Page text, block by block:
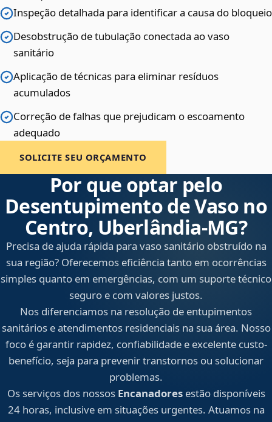
Inspeção detalhada para identificar a causa do bloqueio
Desobstrução de tubulação conectada ao vaso
sanitário
Aplicação de técnicas para eliminar resíduos
acumulados
Correção de falhas que prejudicam o escoamento
adequado
SOLICITE SEU ORÇAMENTO
Por que optar pelo
Desentupimento de Vaso no
Centro, Uberlândia‑MG?
Precisa de ajuda rápida para vaso sanitário obstruído na
sua região? Oferecemos eficiência tanto em ocorrências
simples quanto em emergências, com um suporte técnico
seguro e com valores justos.
Nos diferenciamos na resolução de entupimentos
sanitários e atendimentos residenciais na sua área. Nosso
foco é garantir rapidez, confiabilidade e excelente custo-
benefício, seja para prevenir transtornos ou solucionar
problemas.
Os serviços dos nossos Encanadoresestão disponíveis
24 horas, inclusive em situações urgentes. Atuamos na